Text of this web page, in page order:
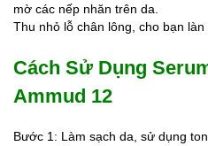
mờ các nếp nhăn trên da.
Thu nhỏ lỗ chân lông, cho bạn làn
Cách Sử Dụng
Ammud 12
Bước 1: Làm sạch da, sử dụng